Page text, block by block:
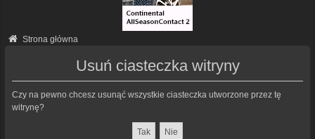
Strona główna
Usuń ciasteczka witryny
Czy na pewno chcesz usunąć wszystkie ciasteczka utworzone przez tę
witrynę?